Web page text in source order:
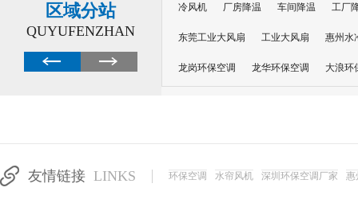
区域分站
QUYUFENZHAN
冷风机 厂房降温 车间降温 工厂
东莞工业大风扇 工业大风扇 惠州水
龙岗环保空调 龙华环保空调 大浪环
友情链接 LINKS 环保空调 水帘风机 深圳环保空调厂家 惠